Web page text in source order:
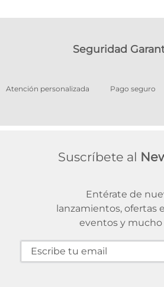
Seguridad
Atención personalizada Pago seguro
Suscríbete al
Entérate de
lanzamientos, ofertas
eventos y mucho